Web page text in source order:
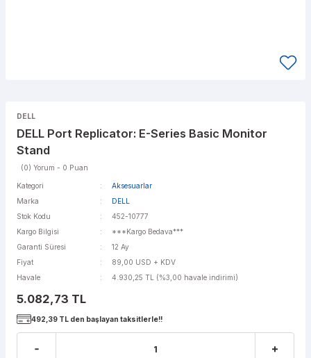
DELL
DELL Port Replicator: E-Series Basic Monitor
Stand
(0) Yorum - 0 Puan
Kategori
Aksesuarlar
Marka
DELL
Stok Kodu
452-10777
Kargo Bilgisi
***Kargo Bedava***
Garanti Süresi
12 Ay
Fiyat
89,00 USD + KDV
Havale
4.930,25 TL (%3,00 havale indirimi)
5.082,73 TL
492,39 TL den başlayan taksitlerle!!